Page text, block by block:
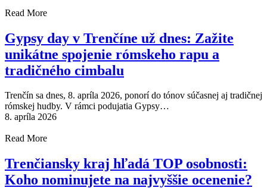
Read More
Gypsy day v Trenčíne už dnes: Zažite
unikátne spojenie rómskeho rapu a
tradičného cimbalu
Trenčín sa dnes, 8. apríla 2026, ponorí do tónov súčasnej aj tradičnej
rómskej hudby. V rámci podujatia Gypsy…
8. apríla 2026
Read More
Trenčiansky kraj hľadá TOP osobnosti:
Koho nominujete na najvyššie ocenenie?